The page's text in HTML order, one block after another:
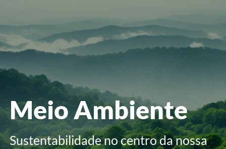
Meio Ambiente
Sustentabilidade no centro da nossa